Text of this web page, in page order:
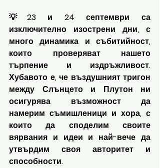
💡23 и 24 септември са
изключително изострени дни, с
много динамика и събитийност,
които проверяват нашето
търпение и издръжливост.
Хубавото е, че въздушният тригон
между Слънцето и Плутон ни
осигурява възможност да
намерим съмишленици и хора, с
които да споделим своите
вярвания и идеи и най-вече да
утвърдим своя авторитет и
способности.